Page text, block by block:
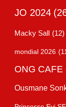
JO 2024
Macky Sall (12)
mondial 2026
ONG CAFE
Ousmane